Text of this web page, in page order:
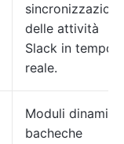
sincronizzazione
delle attività
Slack in tempo
reale.
Moduli dinamici,
bacheche